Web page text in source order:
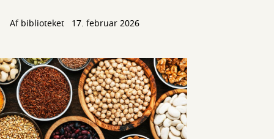
Af biblioteket 17. februar 2026